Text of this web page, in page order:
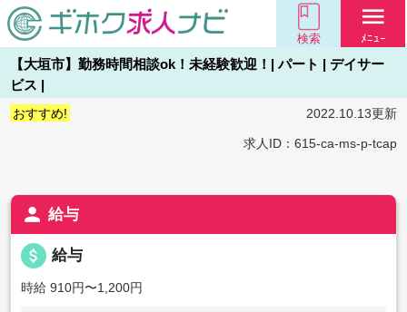
検索
menu
ﾒﾆｭｰ
【大垣市】勤務時間相談ok！未経験歓迎！| パート | デイサー
ビス |
おすすめ! 2022.10.13更新
求人ID：615-ca-ms-p-tcap
person 給与
attach_money 給与
時給 910円〜1,200円